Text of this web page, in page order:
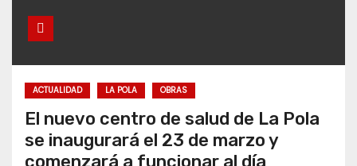
ACTUALIDAD LA POLA OBRAS
El nuevo centro de salud de La Pola
se inaugurará el 23 de marzo y